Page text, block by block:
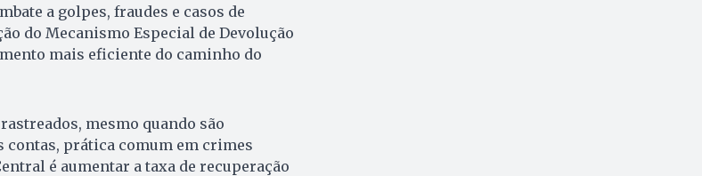
a golpes, fraudes e casos de
do Mecanismo Especial de Devolução
mais eficiente do caminho do
mesmo quando são
prática comum em crimes
é aumentar a taxa de recuperação